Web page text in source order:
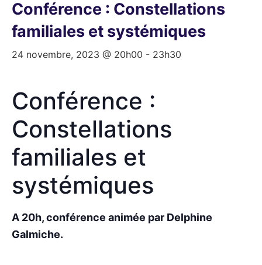
Conférence : Constellations
familiales et systémiques
24 novembre, 2023 @ 20h00 - 23h30
Conférence :
Constellations
familiales et
systémiques
A 20h, conférence animée par Delphine
Galmiche.